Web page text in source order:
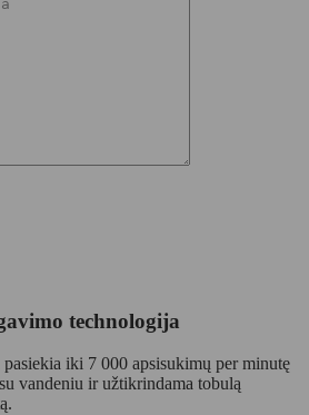
technologija
iki 7 000 apsisukimų per minutę
vandeniu ir užtikrindama tobulą